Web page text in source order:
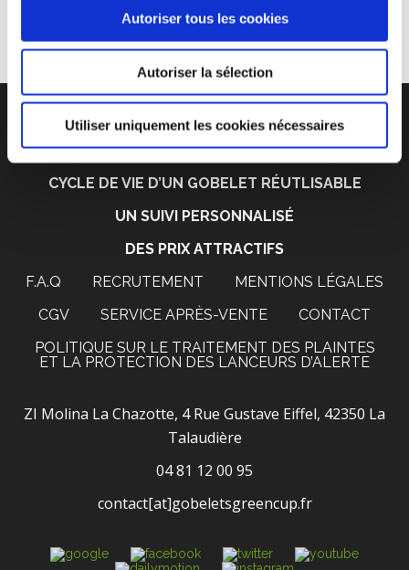
Autoriser tous les cookies
Autoriser la sélection
Utiliser uniquement les cookies nécessaires
CYCLE DE VIE D’UN GOBELET RÉUTLISABLE
UN SUIVI PERSONNALISÉ
DES PRIX ATTRACTIFS
F.A.Q
RECRUTEMENT
MENTIONS LÉGALES
CGV
SERVICE APRÈS-VENTE
CONTACT
POLITIQUE SUR LE TRAITEMENT DES PLAINTES
ET LA PROTECTION DES LANCEURS D’ALERTE
ZI Molina La Chazotte, 4 Rue Gustave Eiffel, 42350 La
Talaudière
04 81 12 00 95
contact[at]gobeletsgreencup.fr